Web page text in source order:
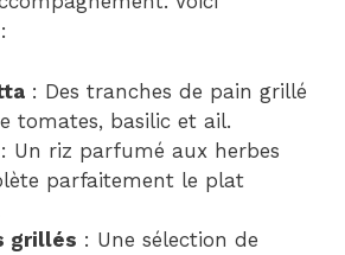
: Des tranches de pain grillé
tomates, basilic et ail.
: Un riz parfumé aux herbes
parfaitement le plat
grillés : Une sélection de